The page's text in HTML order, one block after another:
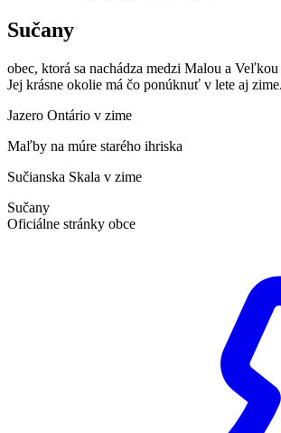
Sučany
obec, ktorá sa nachádza medzi Malou a Veľkou
Jej krásne okolie má čo ponúknuť v lete aj zime.
Jazero Ontário v zime
Maľby na múre starého ihriska
Sučianska Skala v zime
Sučany
Oficiálne stránky obce